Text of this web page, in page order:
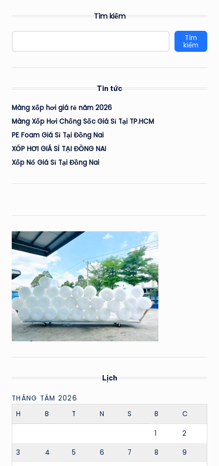
Tìm kiếm
Tìm
kiếm
Tin tức
Màng xốp hơi giá rẻ năm 2026
Màng Xốp Hơi Chống Sốc Giá Sỉ Tại TP.HCM
PE Foam Giá Sỉ Tại Đồng Nai
XỐP HƠI GIÁ SỈ TẠI ĐỒNG NAI
Xốp Nổ Giá Sỉ Tại Đồng Nai
Lịch
THÁNG TÁM 2026
H
B T N S B C
1 2
3 4 5 6 7 8 9